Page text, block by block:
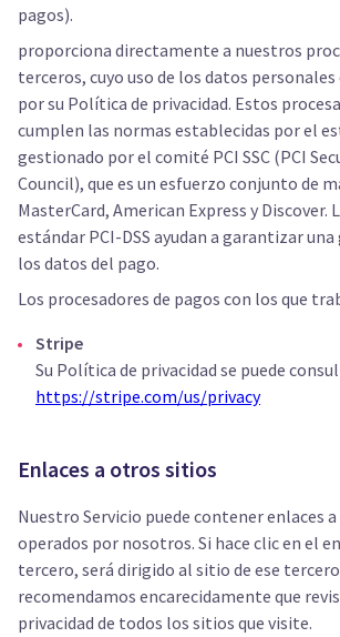
pagos).
proporciona directamente a nuestros
terceros, cuyo uso de los datos
por su Política de privacidad. Estos
cumplen las normas establecidas por el
gestionado por el comité PCI SSC (PCI
Council), que es un esfuerzo conjunto de
MasterCard, American Express y Discover.
estándar PCI-DSS ayudan a garantizar
los datos del pago.
Los procesadores de pagos con los que
Stripe
Su Política de privacidad se puede
https://stripe.com/us/privacy
Enlaces a otros sitios
Nuestro Servicio puede contener enlaces
operados por nosotros. Si hace clic en el
tercero, será dirigido al sitio de ese
recomendamos encarecidamente que
privacidad de todos los sitios que visite.